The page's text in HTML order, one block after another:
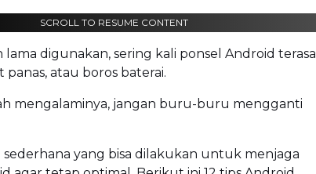
SCROLL TO RESUME CONTENT
lama digunakan, sering kali ponsel Android terasa
panas, atau boros baterai.
mengalaminya, jangan buru-buru mengganti
sederhana yang bisa dilakukan untuk menjaga